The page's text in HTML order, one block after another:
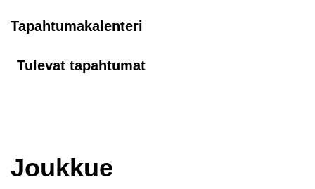
Tapahtumakalenteri
Tulevat tapahtumat
Joukkue